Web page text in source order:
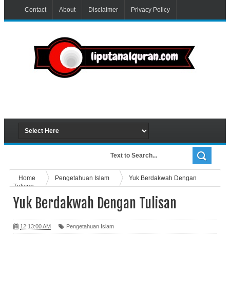
Contact About Disclaimer Privacy Policy
Home Pengetahuan Islam
Yuk Berdakwah Dengan
Tulisan
Yuk Berdakwah Dengan Tulisan
12:13:00 AM Pengetahuan Islam